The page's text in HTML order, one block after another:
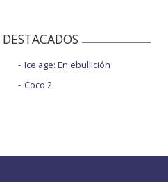
Ice age: En ebullición
Coco 2